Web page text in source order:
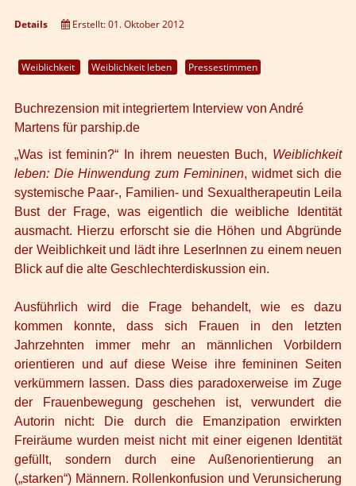
Details Erstellt: 01. Oktober 2012
Weiblichkeit Weiblichkeit leben Pressestimmen
Buchrezension mit integriertem Interview von André
Martens für parship.de
„Was ist feminin?“ In ihrem neuesten Buch, Weiblichkeit
leben: Die Hinwendung zum Femininen, widmet sich die
systemische Paar-, Familien- und Sexualtherapeutin Leila
Bust der Frage, was eigentlich die weibliche Identität
ausmacht. Hierzu erforscht sie die Höhen und Abgründe
der Weiblichkeit und lädt ihre LeserInnen zu einem neuen
Blick auf die alte Geschlechterdiskussion ein.
Ausführlich wird die Frage behandelt, wie es dazu
kommen konnte, dass sich Frauen in den letzten
Jahrzehnten immer mehr an männlichen Vorbildern
orientieren und auf diese Weise ihre femininen Seiten
verkümmern lassen. Dass dies paradoxerweise im Zuge
der Frauenbewegung geschehen ist, verwundert die
Autorin nicht: Die durch die Emanzipation erwirkten
Freiräume wurden meist nicht mit einer eigenen Identität
gefüllt, sondern durch eine Außenorientierung an
(„starken“) Männern. Rollenkonfusion und Verunsicherung